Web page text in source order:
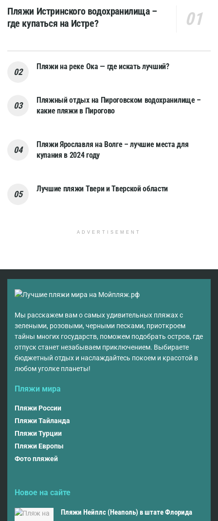
Пляжи Истринского водохранилища –
где купаться на Истре?
Пляжи на реке Ока — где искать лучший?
Пляжный отдых на Пироговском водохранилище –
какие пляжи в Пирогово
Пляжи Ярославля на Волге – лучшие места для
купания в 2024 году
Лучшие пляжи Твери и Тверской области
ADVERTISEMENT
Мы расскажем вам о самых удивительных пляжах с
зелеными, розовыми, черными песками, приоткроем
тайны многих государств, поможем подобрать остров, где
отпуск станет незабываем приключением. Выбираете
бюджетный отдых и наслаждайтесь покоем и красотой в
любом уголке планеты!
Пляжи мира
Пляжи России
Пляжи Тайланда
Пляжи Турции
Пляжи Европы
Фото пляжей
Новое на сайте
Пляжи Нейплс (Неаполь) в штате Флорида